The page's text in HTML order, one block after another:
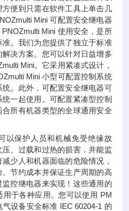
方便到只需在软件工具上单击几
Mini 可配置安全继电器
Mini 使用安全，是所
。我们为您提供了独立于标准
决方案。您可以针对日益增多
Mini。它采用紧凑式设计，
Mini 小型可配置控制系统
。此外，可配置安全继电器可
一起使用。可配置紧凑型控制
所有机器类型的全球通用安全
以保护人员和机械免受绝缘故
、过载和过热的损害，并能监
少人和机器面临的危险情况，
节约成本并保证生产周期的高
控继电器来实现！这些通用的
用于各种应用。您可以使用 PM
设备安全标准 IEC 60204-1 的